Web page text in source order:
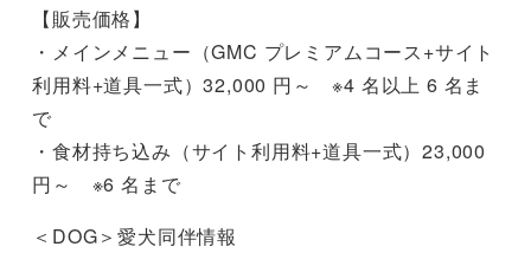
【販売価格】
・メインメニュー（GMC プレミアムコース+サイト
利用料+道具一式）32,000 円～ ※4 名以上 6 名ま
で
・食材持ち込み（サイト利用料+道具一式）23,000
円～ ※6 名まで
＜DOG＞愛犬同伴情報